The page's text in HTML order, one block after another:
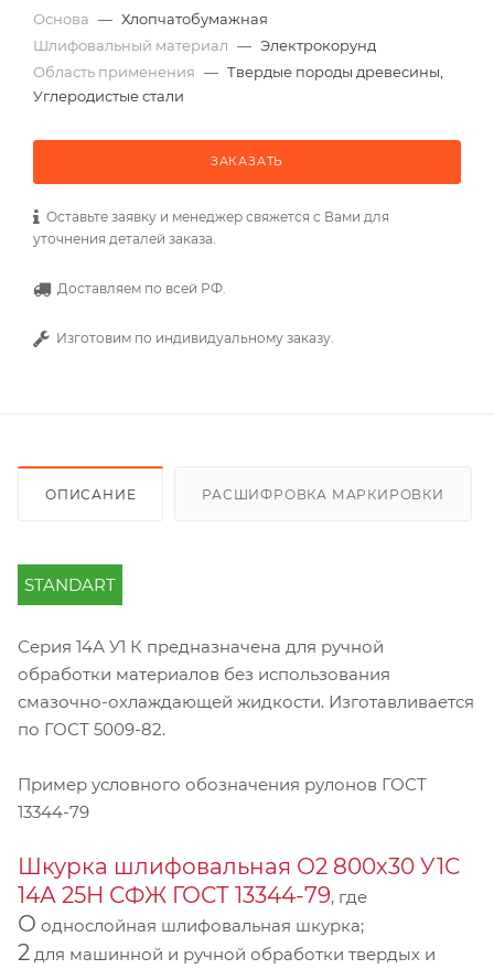
Основа — Хлопчатобумажная
Шлифовальный материал — Электрокорунд
Область применения — Твердые породы древесины,
Углеродистые стали
ЗАКАЗАТЬ
Оставьте заявку и менеджер свяжется с Вами для
уточнения деталей заказа.
Доставляем по всей РФ.
Изготовим по индивидуальному заказу.
ОПИСАНИЕ РАСШИФРОВКА МАРКИРОВКИ
STANDART
Серия 14А У1 К предназначена для ручной
обработки материалов без использования
смазочно-охлаждающей жидкости. Изготавливается
по ГОСТ 5009-82.
Пример условного обозначения рулонов ГОСТ
13344-79
Шкурка шлифовальная О2 800х30 У1С
14А 25Н СФЖ ГОСТ 13344-79, где
О однослойная шлифовальная шкурка;
2 для машинной и ручной обработки твердых и